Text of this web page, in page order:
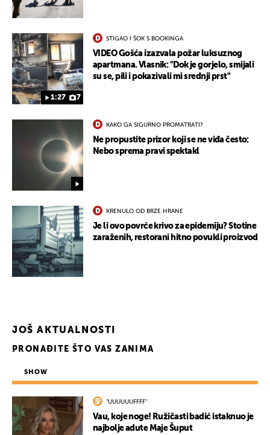
1:27 7
STIGAO I ŠOK S BOOKINGA
VIDEO Gošća izazvala požar luksuznog
apartmana. Vlasnik: "Dok je gorjelo, smijali
su se, pili i pokazivali mi srednji prst"
KAKO GA SIGURNO PROMATRATI?
Ne propustite prizor koji se ne viđa često:
Nebo sprema pravi spektakl
KRENULO OD BRZE HRANE
Je li ovo povrće krivo za epidemiju? Stotine
zaraženih, restorani hitno povukli proizvod
JOŠ AKTUALNOSTI
PRONAĐITE ŠTO VAS ZANIMA
SHOW
"UUUUUUFFFF"
Vau, koje noge! Ružičasti badić istaknuo je
najbolje adute Maje Šuput
UKLJUČITE NOTIFIKACIJE